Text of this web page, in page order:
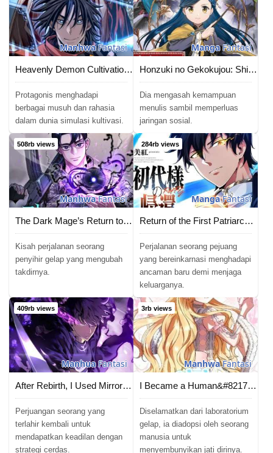
Chapter 116 07/09/2024
Chapter 115 31/08/2024
Chapter 114 24/08/2024
Chapter 113 17/08/2024
Chapter 112
Chapter 111 03/08/2024
Chapter 110 28/07/2024
Chapter 109 28/07/2024
Chapter 108 28/07/2024
Chapter 107 28/07/2024
Chapter 105 25/12/2023
Chapter 104 17/12/2023
Chapter 103 10/12/2023
Chapter 102 03/12/2023
Chapter 101 26/11/2023
ManhwaFantasi
Heavenly Demon Cultivation Simulation
Protagonis menghadapi
berbagai musuh dan rahasia
dalam dunia simulasi kultivasi.
MangaFantasi
Honzuki no Gekokujou: Shisho ni Naru Tame ni wa Shudan o Erandeiraremasen—Dai 5-bu: Todaeta Chishiki wo Tsunageyou!
Dia mengasah kemampuan
menulis sambil memperluas
jaringan sosial.
508rb views
ManhwaFantasi
The Dark Mage’s Return to Enlistment
Kisah perjalanan seorang
penyihir gelap yang mengubah
takdirnya.
284rb views
MangaFantasi
Return of the First Patriarch: The Strongest Reincarnates into His Descendant 1000 Years Later
Perjalanan seorang pejuang
yang bereinkarnasi menghadapi
ancaman baru demi menjaga
keluarganya.
409rb views
ManhuaFantasi
After Rebirth, I Used Mirror Reversal For Vengeance
Perjuangan seorang yang
terlahir kembali untuk
mendapatkan keadilan dengan
strategi cerdas.
3rb views
ManhwaFantasi
I Became a Human&#8217;s Daughter
Diselamatkan dari laboratorium
gelap, ia diadopsi oleh seorang
manusia untuk
menyembunyikan jati dirinya.